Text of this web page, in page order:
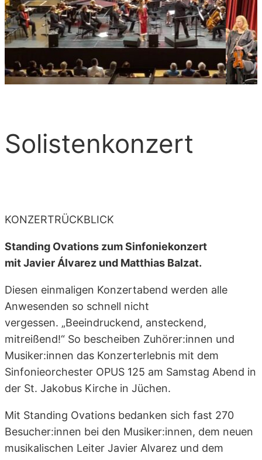
Solistenkonzert
KONZERTRÜCKBLICK
Standing Ovations zum Sinfoniekonzert
mit Javier Álvarez und Matthias Balzat.
Diesen einmaligen Konzertabend werden alle
Anwesenden so schnell nicht
vergessen. „Beeindruckend, ansteckend,
mitreißend!“ So bescheiben Zuhörer:innen und
Musiker:innen das Konzerterlebnis mit dem
Sinfonieorchester OPUS 125 am Samstag Abend in
der St. Jakobus Kirche in Jüchen.
Mit Standing Ovations bedanken sich fast 270
Besucher:innen bei den Musiker:innen, dem neuen
musikalischen Leiter Javier Alvarez und dem